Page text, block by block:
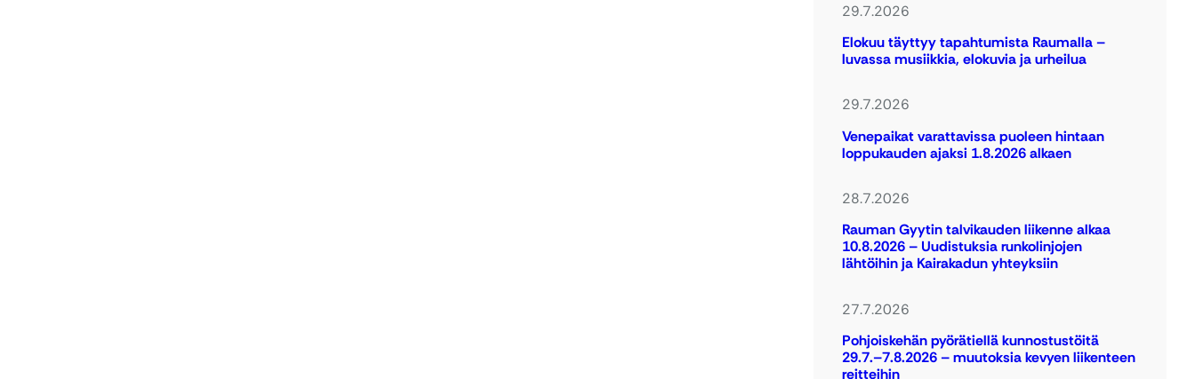
29.7.2026
Elokuu täyttyy tapahtumista Raumalla –
luvassa musiikkia, elokuvia ja urheilua
29.7.2026
Venepaikat varattavissa puoleen hintaan
loppukauden ajaksi 1.8.2026 alkaen
28.7.2026
Rauman Gyytin talvikauden liikenne alkaa
10.8.2026 – Uudistuksia runkolinjojen
lähtöihin ja Kairakadun yhteyksiin
27.7.2026
Pohjoiskehän pyörätiellä kunnostustöitä
29.7.–7.8.2026 – muutoksia kevyen liikenteen
reitteihin